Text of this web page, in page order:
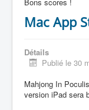
Mac App
Détails
Publié le 30
Mahjong In
version iPad sera